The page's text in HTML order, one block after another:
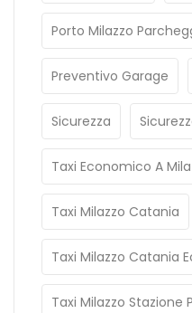
Porto Milazzo
Preventivo Garage
Sicurezza
Taxi Economico A
Taxi Milazzo Catania
Taxi Milazzo Catania
Taxi Milazzo Stazione